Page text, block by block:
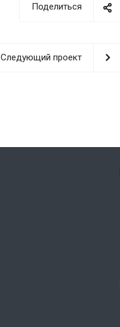
Поделиться
Следующий проект